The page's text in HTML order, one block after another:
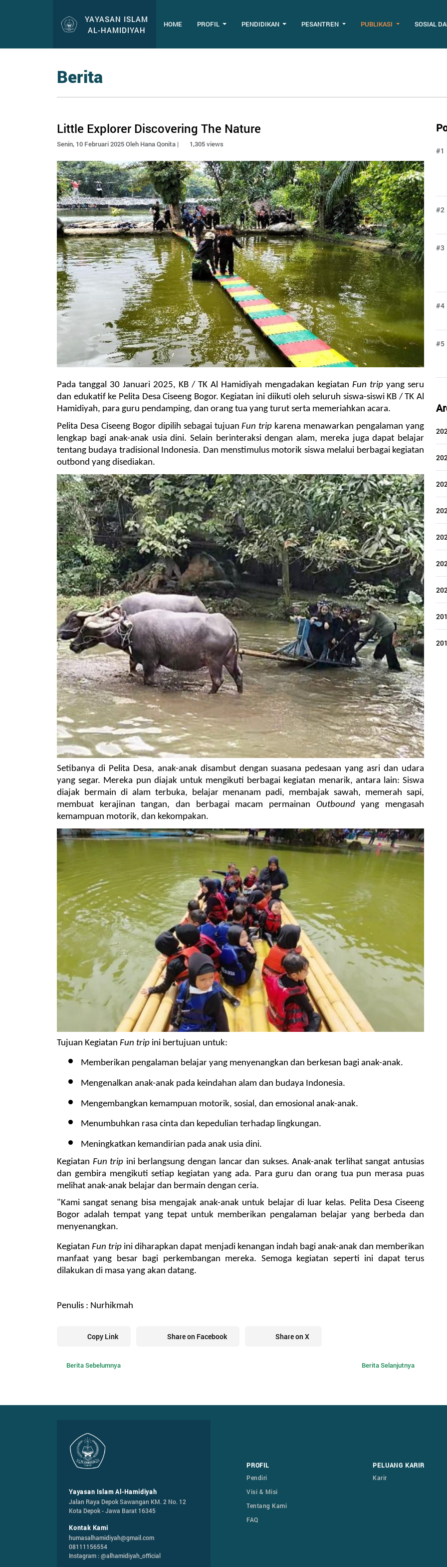
YAYASAN ISLAM
AL-HAMIDIYAH
HOME PROFIL PENDIDIKAN PESANTREN PUBLIKASI SOSIAL
Berita
Little Explorer Discovering The Nature
Senin, 10 Februari 2025 Oleh Hana Qonita | 1,305 views
Pada tanggal 30 Januari 2025, KB / TK Al Hamidiyah mengadakan kegiatan Fun trip yang seru
dan edukatif ke Pelita Desa Ciseeng Bogor. Kegiatan ini diikuti oleh seluruh siswa-siswi KB / TK Al
Hamidiyah, para guru pendamping, dan orang tua yang turut serta memeriahkan acara.
Pelita Desa Ciseeng Bogor dipilih sebagai tujuan Fun trip karena menawarkan pengalaman yang
lengkap bagi anak-anak usia dini. Selain berinteraksi dengan alam, mereka juga dapat belajar
tentang budaya tradisional Indonesia. Dan menstimulus motorik siswa melalui berbagai kegiatan
outbond yang disediakan.
Setibanya di Pelita Desa, anak-anak disambut dengan suasana pedesaan yang asri dan udara
yang segar. Mereka pun diajak untuk mengikuti berbagai kegiatan menarik, antara lain: Siswa
diajak bermain di alam terbuka, belajar menanam padi, membajak sawah, memerah sapi,
membuat kerajinan tangan, dan berbagai macam permainan Outbound yang mengasah
kemampuan motorik, dan kekompakan.
Tujuan Kegiatan Fun trip ini bertujuan untuk:
Memberikan pengalaman belajar yang menyenangkan dan berkesan bagi anak-anak.
Mengenalkan anak-anak pada keindahan alam dan budaya Indonesia.
Mengembangkan kemampuan motorik, sosial, dan emosional anak-anak.
Menumbuhkan rasa cinta dan kepedulian terhadap lingkungan.
Meningkatkan kemandirian pada anak usia dini.
Kegiatan Fun trip ini berlangsung dengan lancar dan sukses. Anak-anak terlihat sangat antusias
dan gembira mengikuti setiap kegiatan yang ada. Para guru dan orang tua pun merasa puas
melihat anak-anak belajar dan bermain dengan ceria.
"Kami sangat senang bisa mengajak anak-anak untuk belajar di luar kelas. Pelita Desa Ciseeng
Bogor adalah tempat yang tepat untuk memberikan pengalaman belajar yang berbeda dan
menyenangkan.
Kegiatan Fun trip ini diharapkan dapat menjadi kenangan indah bagi anak-anak dan memberikan
manfaat yang besar bagi perkembangan mereka. Semoga kegiatan seperti ini dapat terus
dilakukan di masa yang akan datang.
Penulis : Nurhikmah
Copy Link Share on Facebook Share on X
Berita Sebelumnya Berita Selanjutnya
#1
#2
#3
#4
#5
Yayasan Islam Al-Hamidiyah
Jalan Raya Depok Sawangan KM. 2 No. 12
Kota Depok - Jawa Barat 16345
Kontak Kami
humasalhamidiyah@gmail.com
08111156554
Instagram : @alhamidiyah_official
PROFIL
Pendiri
Visi & Misi
Tentang Kami
FAQ
PELUANG KARIR
Karir